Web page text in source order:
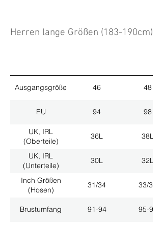
Herren lange Größen (183-190cm)
Ausgangsgröße 46 48
EU 94 98
UK, IRL
(Oberteile)
36L 38L
UK, IRL
(Unterteile)
30L 32L
Inch Größen
(Hosen)
31/34 33/34
Brustumfang 91-94 95-98